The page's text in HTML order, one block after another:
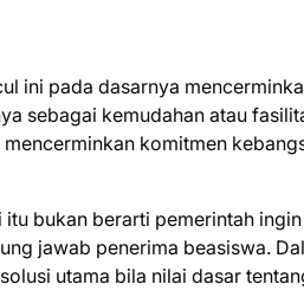
ini pada dasarnya
sebagai kemudahan atau
komitmen
bukan berarti pemerintah ingin
jawab penerima beasiswa.
utama bila nilai dasar